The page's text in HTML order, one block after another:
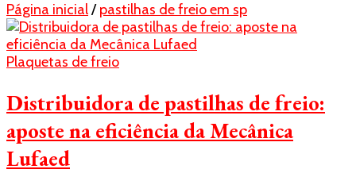
Página inicial/ pastilhas de freio em sp
Plaquetas de freio
Distribuidora de pastilhas de freio:
aposte na eficiência da Mecânica
Lufaed